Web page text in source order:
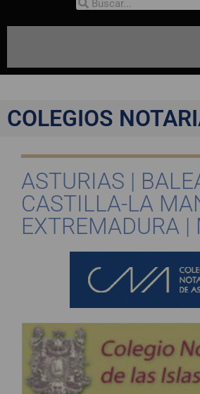
COLEGIOS
ASTURIAS |
CASTILLA-LA
EXTREMADURA |